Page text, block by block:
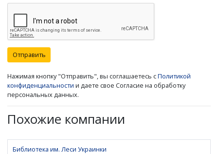
Отправить
Нажимая кнопку "Отправить", вы соглашаетесь сПолитикой
конфиденциальности и даете свое Согласие на обработку
персональных данных.
Похожие компании
Библиотека им. Леси Украинки